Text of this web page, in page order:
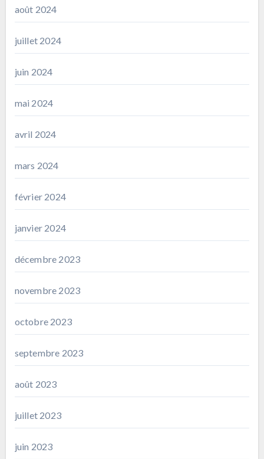
août 2024
juillet 2024
juin 2024
mai 2024
avril 2024
mars 2024
février 2024
janvier 2024
décembre 2023
novembre 2023
octobre 2023
septembre 2023
août 2023
juillet 2023
juin 2023